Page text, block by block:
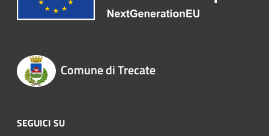
Comune di Trecate
SEGUICI SU